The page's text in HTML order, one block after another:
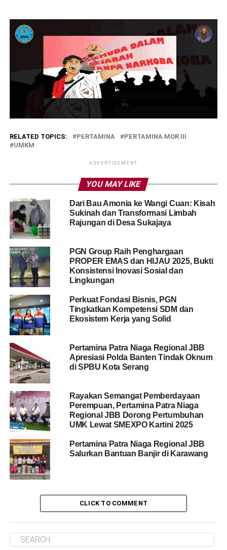
RELATED TOPICS: PERTAMINA
PERTAMINA MOR III
UMKM
ADVERTISEMENT
YOU MAY LIKE
Dari Bau Amonia ke Wangi Cuan: Kisah
Sukinah dan Transformasi Limbah
Rajungan di Desa Sukajaya
PGN Group Raih Penghargaan
PROPER EMAS dan HIJAU 2025, Bukti
Konsistensi Inovasi Sosial dan
Lingkungan
Perkuat Fondasi Bisnis, PGN
Tingkatkan Kompetensi SDM dan
Ekosistem Kerja yang Solid
Pertamina Patra Niaga Regional JBB
Apresiasi Polda Banten Tindak Oknum
di SPBU Kota Serang
Rayakan Semangat Pemberdayaan
Perempuan, Pertamina Patra Niaga
Regional JBB Dorong Pertumbuhan
UMK Lewat SMEXPO Kartini 2025
Pertamina Patra Niaga Regional JBB
Salurkan Bantuan Banjir di Karawang
CLICK TO COMMENT